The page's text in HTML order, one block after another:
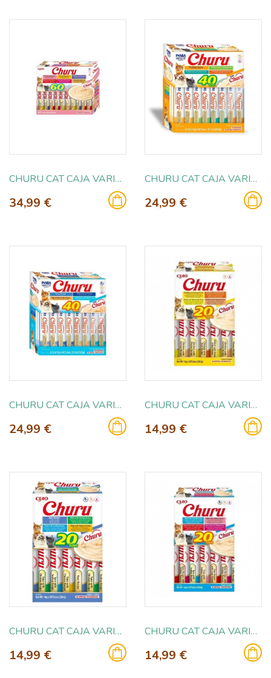
CHURU CAT CAJA VARIEDADES ATUN 60X14GR
34,99 €
CHURU CAT CAJA VARIEDADES POLLO 40X14GR
24,99 €
CHURU CAT CAJA VARIEADES ATUN 40X14GR
24,99 €
CHURU CAT CAJA VARIEDADES POLLO CON TERNERA 20X14G
14,99 €
CHURU CAT CAJA VARIEDADES ATUN 20X14GR
14,99 €
CHURU CAT CAJA VARIEDADES ATUN CON MARISCO 20X14GR
14,99 €